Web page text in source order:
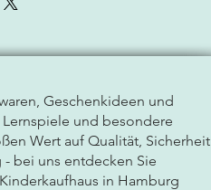
Geschenkideen und
und besondere
Wert auf Qualität, Sicherheit
bei uns entdecken Sie
in Hamburg